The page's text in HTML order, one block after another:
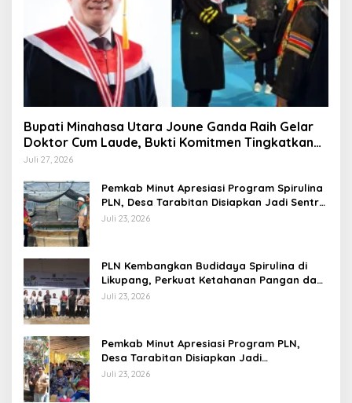
Bupati Minahasa Utara Joune Ganda Raih Gelar
Doktor Cum Laude, Bukti Komitmen Tingkatkan
Kualitas Kepemimpinan
Juli 27, 2026
Pemkab Minut Apresiasi Program Spirulina
PLN, Desa Tarabitan Disiapkan Jadi Sentra
Pangan Berbasis Energi Bersih
Juli 23, 2026
PLN Kembangkan Budidaya Spirulina di
Likupang, Perkuat Ketahanan Pangan dan
Ekonomi Masyarakat
Juli 23, 2026
Pemkab Minut Apresiasi Program PLN,
Desa Tarabitan Disiapkan Jadi
Percontohan Ekowisata Berdaya Saing
Juli 23, 2026